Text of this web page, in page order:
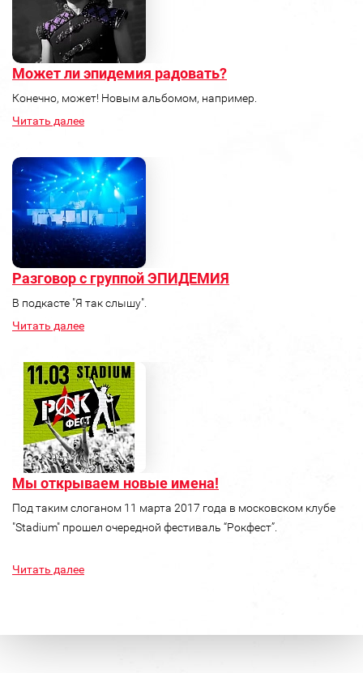
Может ли эпидемия радовать?
Конечно, может! Новым альбомом, например.
Читать далее
Разговор с группой ЭПИДЕМИЯ
В подкасте "Я так слышу".
Читать далее
Мы открываем новые имена!
Под таким слоганом 11 марта 2017 года в московском клубе
"Stadium" прошел очередной фестиваль “Рокфест”.
Читать далее